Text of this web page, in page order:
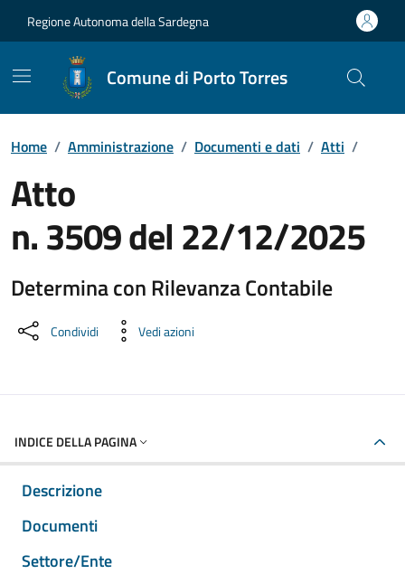
Regione Autonoma della Sardegna
Comune di Porto Torres
Home / Amministrazione / Documenti e dati / Atti /
Atto
n. 3509 del 22/12/2025
Determina con Rilevanza Contabile
Dettaglio del documento
Condividi Vedi azioni
INDICE DELLA PAGINA
Descrizione
Documenti
Settore/Ente